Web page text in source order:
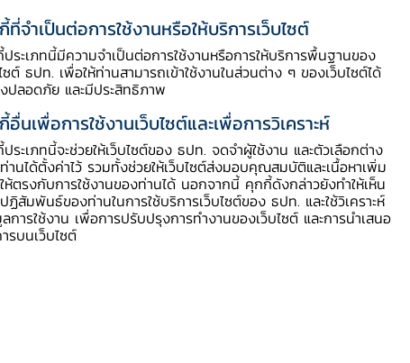
สารบัญประกอบ
สรุปสาระสำคัญ
รายละเอียด
เอกสารแถลงข่าว
ที่จำเป็นต่อการใช้งานหรือให้บริการเว็บไซต์
ระเภทนี้มีความจำเป็นต่อการใช้งานหรือการให้บริการพื้นฐานของ
ซต์ ธปท. เพื่อให้ท่านสามารถเข้าใช้งานในส่วนต่าง ๆ ของเว็บไซต์ได้
ปลอดภัย และมีประสิทธิภาพ
อื่นเพื่อการใช้งานเว็บไซต์และเพื่อการวิเคราะห์
ระเภทนี้จะช่วยให้เว็บไซต์ของ ธปท. จดจำผู้ใช้งาน และตัวเลือกต่าง
านได้ตั้งค่าไว้ รวมทั้งช่วยให้เว็บไซต์ส่งมอบคุณสมบัติและเนื้อหาเพิ่ม
ห้ตรงกับการใช้งานของท่านได้ นอกจากนี้ คุกกี้ดังกล่าวยังทำให้เห็น
ฏิสัมพันธ์ของท่านในการใช้บริการเว็บไซต์ของ ธปท. และใช้วิเคราะห์
การใช้งาน เพื่อการปรับปรุงการทำงานของเว็บไซต์ และการนำเสนอ
รบนเว็บไซต์